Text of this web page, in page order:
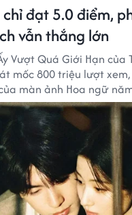
đạt 5.0 điểm,
vẫn thắng lớn
Vượt Quá Giới Hạn của
mốc 800 triệu lượt
màn ảnh Hoa ngữ